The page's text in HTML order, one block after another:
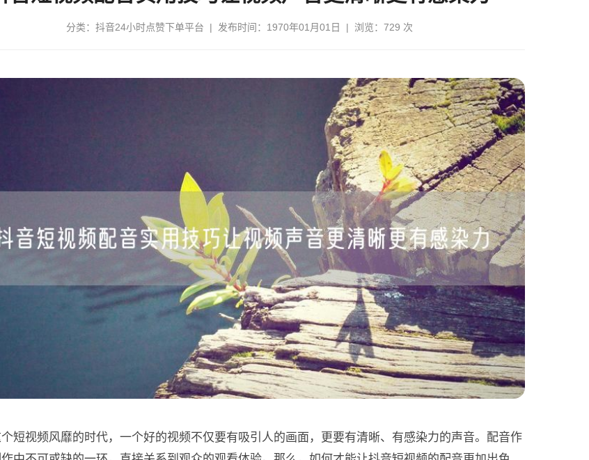
分类： 抖音24小时点赞下单平台 | 发布时间：1970年01月01日 | 浏览：729 次
短视频风靡的时代，一个好的视频不仅要有吸引人的画面，更要有清晰、有感染力的声音。配音作